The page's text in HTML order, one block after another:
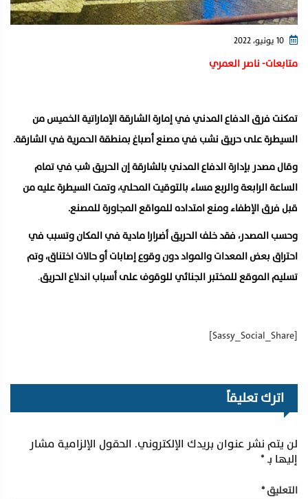
متابعات- ناصر العمري
تمكنت فرق الدفاع المدني في إمارة الشارقة الإماراتية الخميس من
السيطرة على حريق نشب في مصنع أصباغ بمنطقة الحمرية في الشارقة.
وقال مصدر بإدارة الدفاع المدني بالشارقة إن الحريق شب في تمام
الساعة الرابعة والربع مساء بالتوقيت المحلي، وتمت السيطرة عليه من
قبل فرق الإطفاء ومنع امتداده للمواقع المجاورة للمصنع.
وحسب المصدر، فقد خلف الحريق أضرارا مادية في المكان وتسبب في
احتراق بعض المعدات والمواد دون وقوع إصابات أو حالات اختناق، وتم
تسليم الموقع للمختبر الجنائي للوقوف على أسباب اندلاع الحريق.
[Sassy_Social_Share]
اترك تعليقاً
لن يتم نشر عنوان بريدك الإلكتروني. الحقول الإلزامية مشار
إليها بـ*
التعليق*